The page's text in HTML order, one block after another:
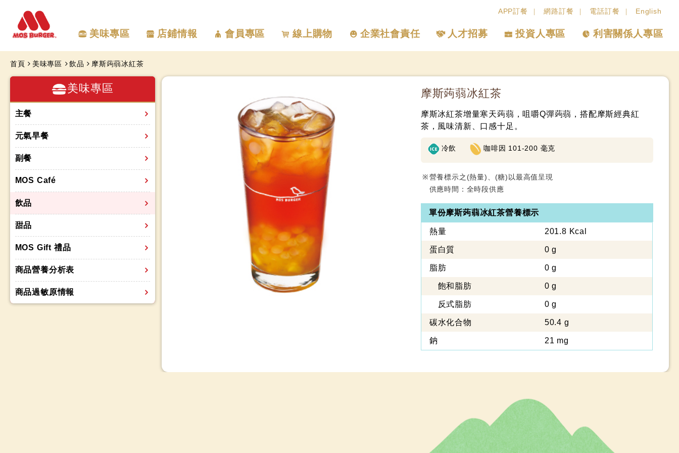
APP訂餐 網路訂餐 電話訂餐 English
美味專區 店鋪情報 會員專區 線上購物 企業社會責任 人才招募 投資人專區 利害關係人專區
首頁 美味專區 飲品 摩斯蒟蒻冰紅茶
摩斯蒟蒻冰紅茶
摩斯冰紅茶增量寒天蒟蒻，咀嚼Q彈蒟蒻，搭配摩斯經典紅
茶，風味清新、口感十足。
冷飲 咖啡因 101-200 毫克
營養標示之(熱量)、(糖)以最高值呈現
供應時間：全時段供應
單份摩斯蒟蒻冰紅茶營養標示
熱量 201.8 Kcal
蛋白質 0 g
脂肪 0 g
飽和脂肪 0 g
反式脂肪 0 g
碳水化合物 50.4 g
鈉 21 mg
美味專區
主餐
元氣早餐
副餐
MOS Café
飲品
甜品
MOS Gift 禮品
商品營養分析表
商品過敏原情報